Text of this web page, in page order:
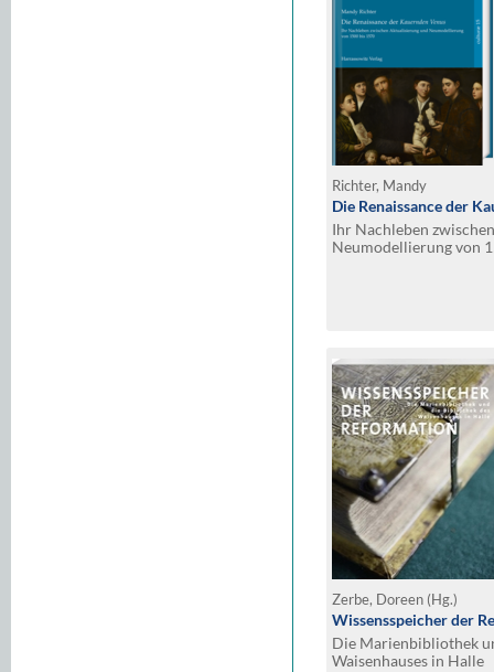
Richter, Mandy
Die Renaissance der
Ihr Nachleben
Neumodellierung von
Zerbe, Doreen (Hg.)
Wissensspeicher der
Die Marienbibliothek
Waisenhauses in Halle